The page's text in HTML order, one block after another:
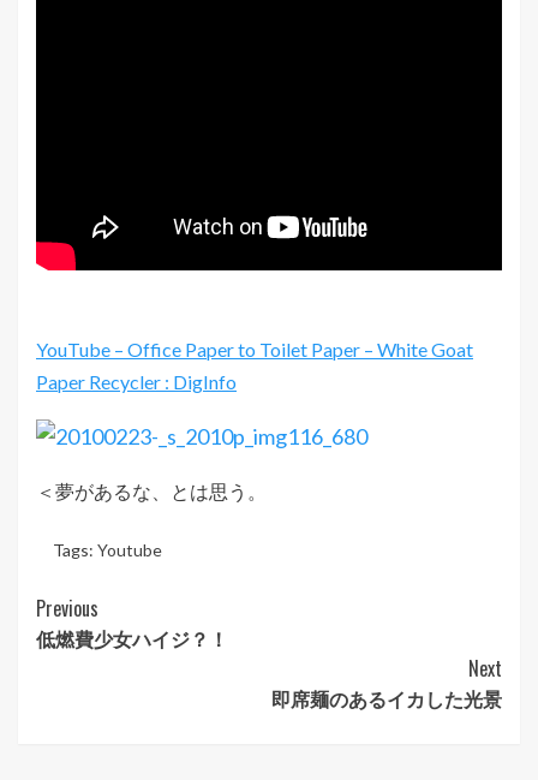
YouTube – Office Paper to Toilet Paper – White Goat
Paper Recycler : DigInfo
＜夢があるな、とは思う。
Tags: Youtube
Post
Navigation
Previous
低燃費少女ハイジ？！
Next
即席麺のあるイカした光景